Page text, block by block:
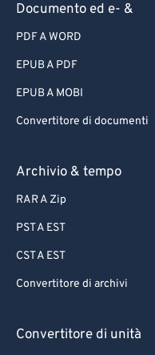
Documento ed e- &
PDF A WORD
EPUB A PDF
EPUB A MOBI
Convertitore di documenti
Archivio & tempo
RAR A Zip
PST A EST
CST A EST
Convertitore di archivi
Convertitore di unità